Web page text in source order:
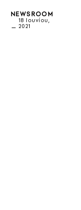
NEWSROOM
18 Ιουνίου,
2021